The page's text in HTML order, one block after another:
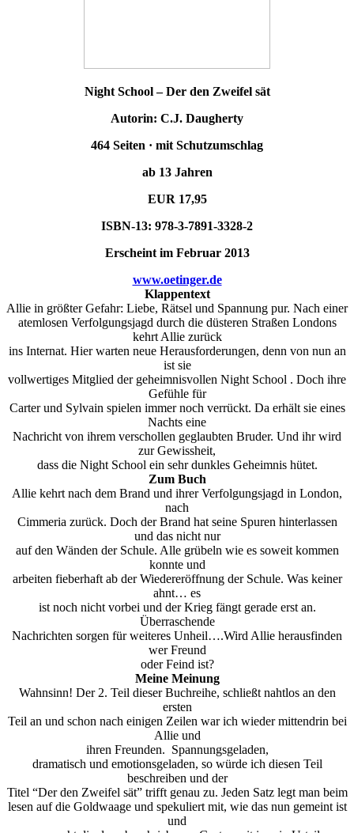
Night School – Der den Zweifel sät
Autorin: C.J. Daugherty
464 Seiten · mit Schutzumschlag
ab 13 Jahren
EUR 17,95
ISBN-13: 978-3-7891-3328-2
Erscheint im Februar 2013
www.oetinger.de
Klappentext
Allie in größter Gefahr: Liebe, Rätsel und Spannung pur. Nach einer
atemlosen Verfolgungsjagd durch die düsteren Straßen Londons
kehrt Allie zurück
ins Internat. Hier warten neue Herausforderungen, denn von nun an
ist sie
vollwertiges Mitglied der geheimnisvollen Night School . Doch ihre
Gefühle für
Carter und Sylvain spielen immer noch verrückt. Da erhält sie eines
Nachts eine
Nachricht von ihrem verschollen geglaubten Bruder. Und ihr wird
zur Gewissheit,
dass die Night School ein sehr dunkles Geheimnis hütet.
Zum Buch
Allie kehrt nach dem Brand und ihrer Verfolgungsjagd in London,
nach
Cimmeria zurück. Doch der Brand hat seine Spuren hinterlassen
und das nicht nur
auf den Wänden der Schule. Alle grübeln wie es soweit kommen
konnte und
arbeiten fieberhaft ab der Wiedereröffnung der Schule. Was keiner
ahnt… es
ist noch nicht vorbei und der Krieg fängt gerade erst an.
Überraschende
Nachrichten sorgen für weiteres Unheil….Wird Allie herausfinden
wer Freund
oder Feind ist?
Meine Meinung
Wahnsinn! Der 2. Teil dieser Buchreihe, schließt nahtlos an den
ersten
Teil an und schon nach einigen Zeilen war ich wieder mittendrin bei
Allie und
ihren Freunden. Spannungsgeladen,
dramatisch und emotionsgeladen, so würde ich diesen Teil
beschreiben und der
Titel “Der den Zweifel sät” trifft genau zu. Jeden Satz legt man beim
lesen auf die Goldwaage und spekuliert mit, wie das nun gemeint ist
und